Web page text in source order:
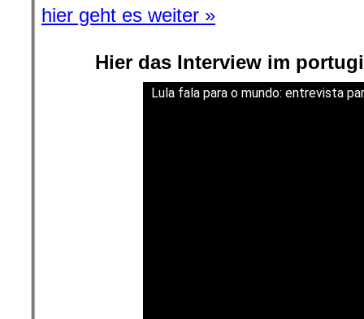
hier geht es weiter »
Hier das Interview im
Lula fala para o mundo: entrevista